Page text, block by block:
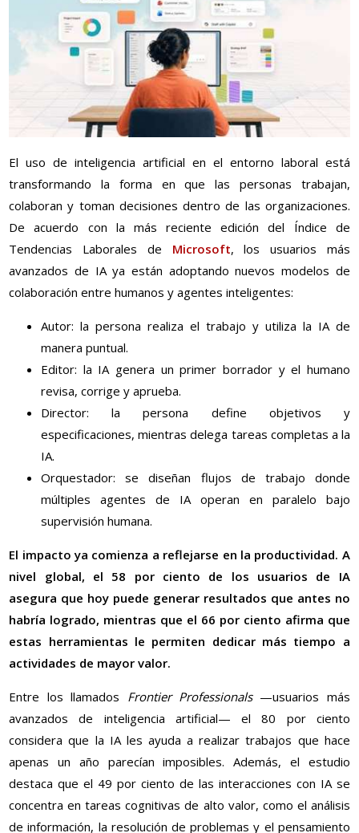
El uso de inteligencia artificial en el entorno laboral está
transformando la forma en que las personas trabajan,
colaboran y toman decisiones dentro de las organizaciones.
De acuerdo con la más reciente edición del Índice de
Tendencias Laborales de Microsoft, los usuarios más
avanzados de IA ya están adoptando nuevos modelos de
colaboración entre humanos y agentes inteligentes:
Autor: la persona realiza el trabajo y utiliza la IA de
manera puntual.
Editor: la IA genera un primer borrador y el humano
revisa, corrige y aprueba.
Director: la persona define objetivos y
especificaciones, mientras delega tareas completas a la
IA.
Orquestador: se diseñan flujos de trabajo donde
múltiples agentes de IA operan en paralelo bajo
supervisión humana.
El impacto ya comienza a reflejarse en la productividad. A
nivel global, el 58 por ciento de los usuarios de IA
asegura que hoy puede generar resultados que antes no
habría logrado, mientras que el 66 por ciento afirma que
estas herramientas le permiten dedicar más tiempo a
actividades de mayor valor.
Entre los llamados Frontier Professionals—usuarios más
avanzados de inteligencia artificial— el 80 por ciento
considera que la IA les ayuda a realizar trabajos que hace
apenas un año parecían imposibles. Además, el estudio
destaca que el 49 por ciento de las interacciones con IA se
concentra en tareas cognitivas de alto valor, como el análisis
de información, la resolución de problemas y el pensamiento